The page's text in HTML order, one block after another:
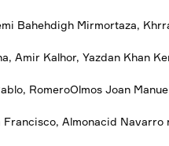
Bahehdigh Mirmortaza,
Amir Kalhor, Yazdan Khan
RomeroOlmos Joan
Almonacid Navarro